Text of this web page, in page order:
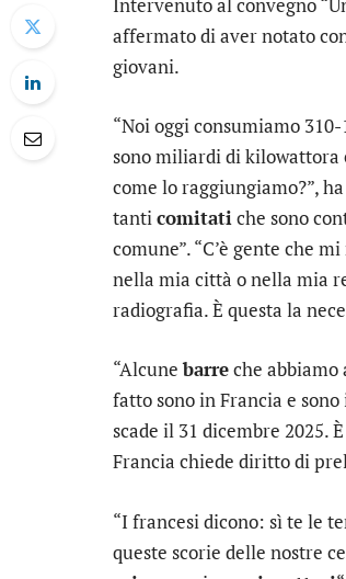
affermato di aver notato
giovani.
“Noi oggi consumiamo
sono miliardi di kilowattora
come lo raggiungiamo?”,
tanticomitatiche sono
comune”. “C’è gente che
nella mia città o nella mia
radiografia. È questa la
“Alcunebarreche
fatto sono in Francia e
scade il 31 dicembre 2025.
Francia chiede diritto di
“I francesi dicono: sì te le
queste scorie delle nostre